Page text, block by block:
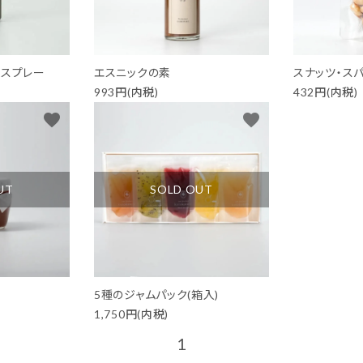
のギフト
プレー
エスニックの素
993円(内税)
スナッツ・ス
432円(内税)
favorite
SOLD OUT
5種のジャムパック(箱入)
1,750円(内税)
favorite
1